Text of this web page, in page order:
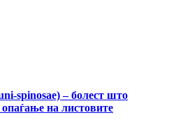
spinosae) – болест што
на листовите